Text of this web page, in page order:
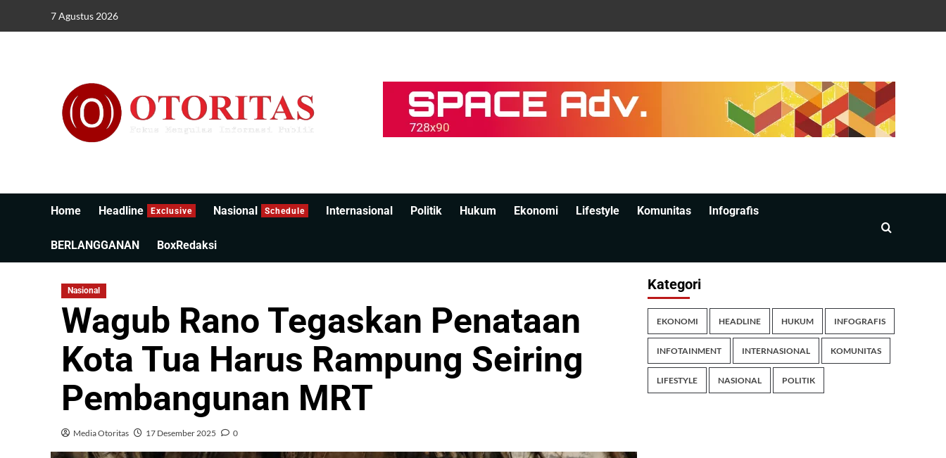
7 Agustus 2026
Home Headline Exclusive Nasional Schedule Internasional Politik Hukum Ekonomi Lifestyle Komunitas Infografis
BERLANGGANAN BoxRedaksi
Nasional
Wagub Rano Tegaskan Penataan
Kota Tua Harus Rampung Seiring
Pembangunan MRT
Media Otoritas 17 Desember 2025 0
Kategori
EKONOMI HEADLINE HUKUM INFOGRAFIS
INFOTAINMENT INTERNASIONAL KOMUNITAS
LIFESTYLE NASIONAL POLITIK